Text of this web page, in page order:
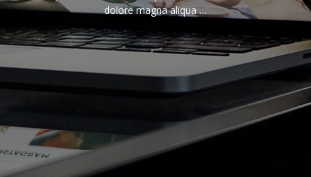
dolore magna aliqua …